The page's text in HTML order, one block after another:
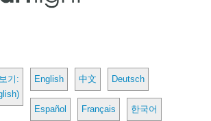
기:
English 中文 Deutsch
Español Français 한국어